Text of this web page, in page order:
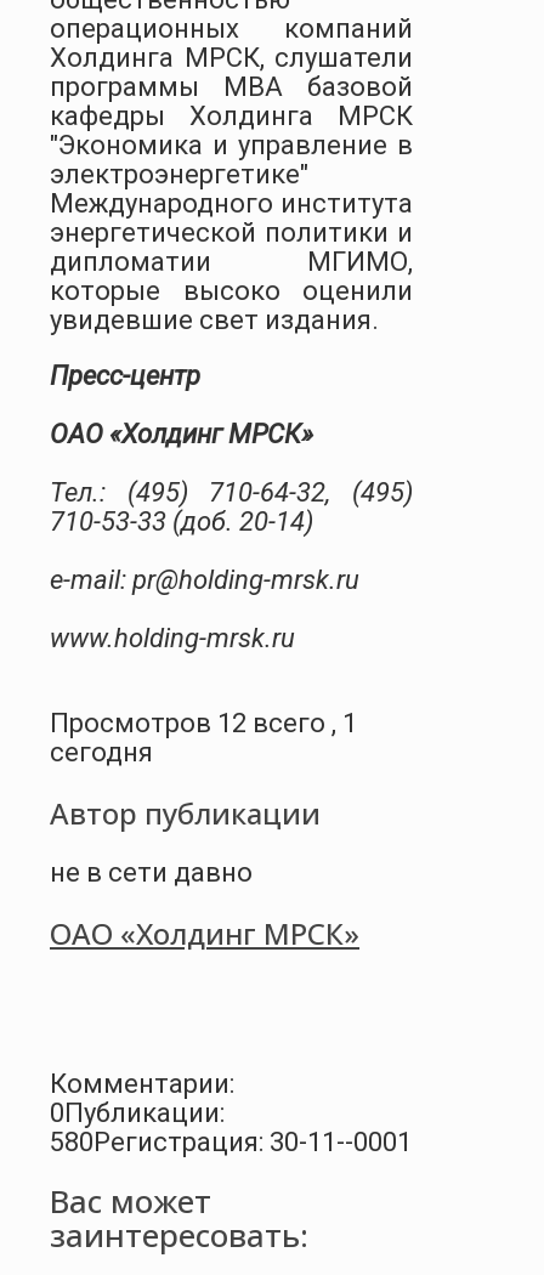
операционных компаний
Холдинга МРСК, слушатели
программы MBA базовой
кафедры Холдинга МРСК
"Экономика и управление в
электроэнергетике"
Международного института
энергетической политики и
дипломатии МГИМО,
которые высоко оценили
увидевшие свет издания.
Пресс-центр
ОАО «Холдинг МРСК»
Тел.: (495) 710-64-32, (495)
710-53-33 (доб. 20-14)
e-mail: pr@holding-mrsk.ru
www.holding-mrsk.ru
Просмотров 12 всего , 1
сегодня
Автор публикации
не в сети давно
ОАО «Холдинг МРСК»
Комментарии:
0 Публикации:
580 Регистрация: 30-11--0001
Вас может
заинтересовать: